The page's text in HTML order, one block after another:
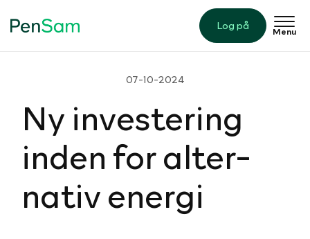
Log på Menu
07-10-2024
Ny in­ve­ste­ring
inden for al­ter­
na­tiv energi